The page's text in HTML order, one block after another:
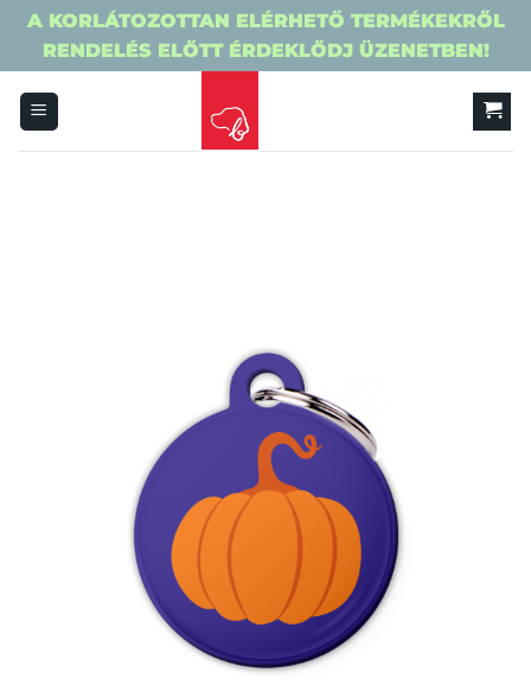
A KORLÁTOZOTTAN ELÉRHETŐ TERMÉKEKRŐL
RENDELÉS ELŐTT ÉRDEKLŐDJ ÜZENETBEN!